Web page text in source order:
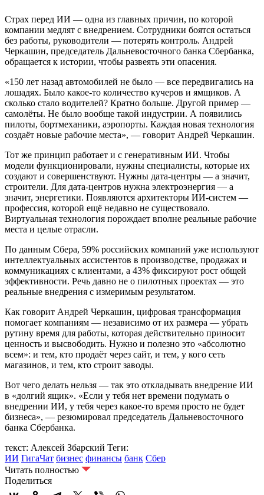
Страх перед ИИ — одна из главных причин, по которой
компании медлят с внедрением. Сотрудники боятся остаться
без работы, руководители — потерять контроль. Андрей
Черкашин, председатель Дальневосточного банка Сбербанка,
обращается к истории, чтобы развеять эти опасения.
«150 лет назад автомобилей не было — все передвигались на
лошадях. Было какое-то количество кучеров и ямщиков. А
сколько стало водителей? Кратно больше. Другой пример —
самолёты. Не было вообще такой индустрии. А появились
пилоты, бортмеханики, аэропорты. Каждая новая технология
создаёт новые рабочие места», — говорит Андрей Черкашин.
Тот же принцип работает и с генеративным ИИ. Чтобы
модели функционировали, нужны специалисты, которые их
создают и совершенствуют. Нужны дата-центры — а значит,
строители. Для дата-центров нужна электроэнергия — а
значит, энергетики. Появляются архитекторы ИИ-систем —
профессия, которой ещё недавно не существовало.
Виртуальная технология порождает вполне реальные рабочие
места и целые отрасли.
По данным Сбера, 59% российских компаний уже используют
интеллектуальных ассистентов в производстве, продажах и
коммуникациях с клиентами, а 43% фиксируют рост общей
эффективности. Речь давно не о пилотных проектах — это
реальные внедрения с измеримым результатом.
Как говорит Андрей Черкашин, цифровая трансформация
помогает компаниям — независимо от их размера — убрать
рутину время для работы, которая действительно приносит
ценность и высвободить. Нужно и полезно это «абсолютно
всем»: и тем, кто продаёт через сайт, и тем, у кого сеть
магазинов, и тем, кто строит заводы.
Вот чего делать нельзя — так это откладывать внедрение ИИ
в «долгий ящик». «Если у тебя нет времени подумать о
внедрении ИИ, у тебя через какое-то время просто не будет
бизнеса», — резюмировал председатель Дальневосточного
банка Сбербанка.
текст: Алексей Збарский Теги:
ИИ ГигаЧат бизнес финансы банк Сбер
Читать полностью
Поделиться